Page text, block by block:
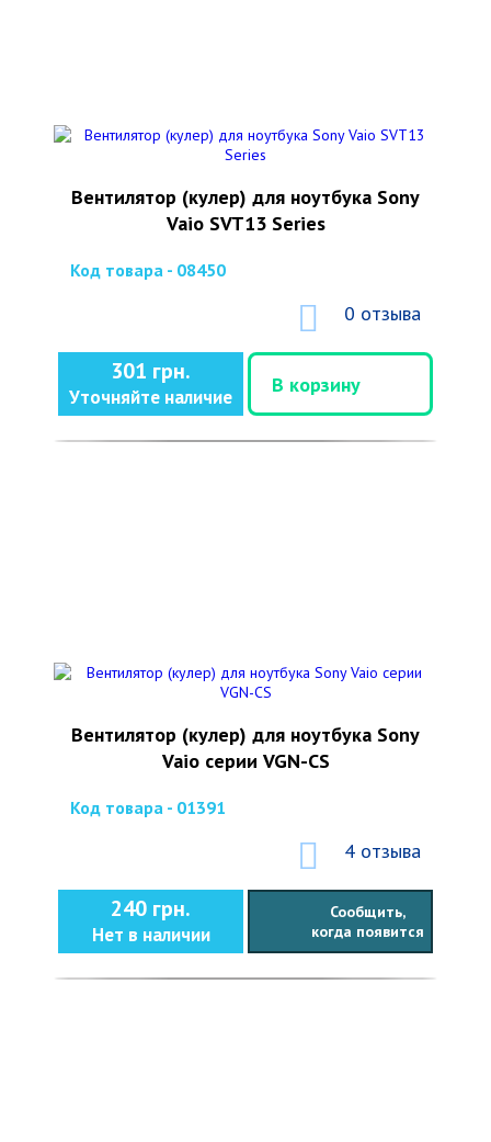
Вентилятор (кулер) для ноутбука Sony
Vaio SVT13 Series
Код товара - 08450
0 отзыва
301 грн.
Уточняйте наличие
В корзину
Вентилятор (кулер) для ноутбука Sony
Vaio серии VGN-CS
Код товара - 01391
4 отзыва
240 грн.
Нет в наличии
Сообщить,
когда появится